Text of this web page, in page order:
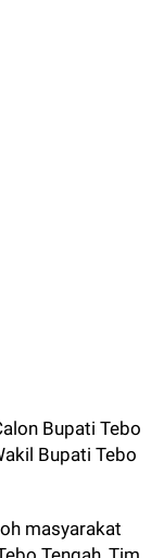
Bupati Tebo
Bupati Tebo
masyarakat